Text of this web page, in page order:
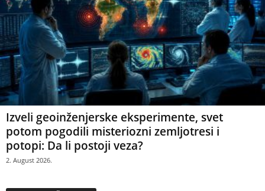
Izveli geoinženjerske eksperimente, svet
potom pogodili misteriozni zemljotresi i
potopi: Da li postoji veza?
2. August 2026.